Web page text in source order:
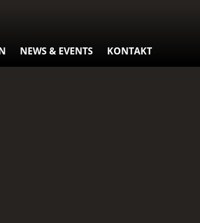
NEWS & EVENTS KONTAKT